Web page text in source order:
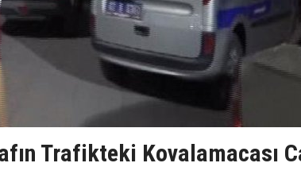
Trafikteki Kovalamacası